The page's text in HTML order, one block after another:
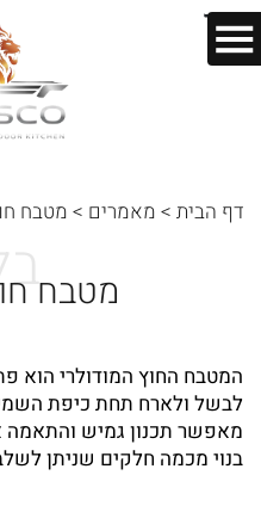
בס"ד
דף הבית > מאמרים > מטבח
מטבח
המטבח החוץ המודולרי הוא
לבשל ולארח תחת כיפת
מאפשר תכנון גמיש
בנוי מכמה חלקים שניתן